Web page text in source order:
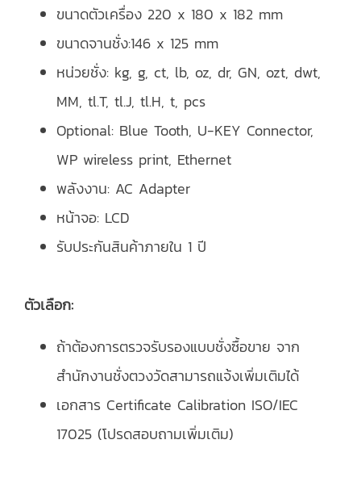
ขนาดตัวเครื่อง 220 x 180 x 182 mm
ขนาดจานชั่ง:146 x 125 mm
หน่วยชั่ง: kg, g, ct, lb, oz, dr, GN, ozt, dwt,
MM, tl.T, tl.J, tl.H, t, pcs
Optional: Blue Tooth, U-KEY Connector,
WP wireless print, Ethernet
พลังงาน: AC Adapter
หน้าจอ: LCD
รับประกันสินค้าภายใน 1 ปี
ตัวเลือก:
ถ้าต้องการตรวจรับรองแบบชั่งซื้อขาย จาก
สำนักงานชั่งตวงวัดสามารถแจ้งเพิ่มเติมได้
เอกสาร Certificate Calibration ISO/IEC
17025 (โปรดสอบถามเพิ่มเติม)